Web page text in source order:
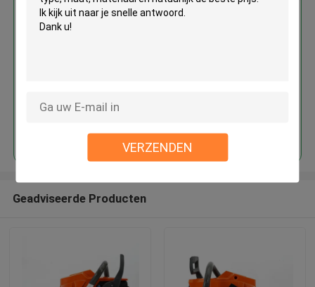
VERZENDEN
Geadviseerde Producten